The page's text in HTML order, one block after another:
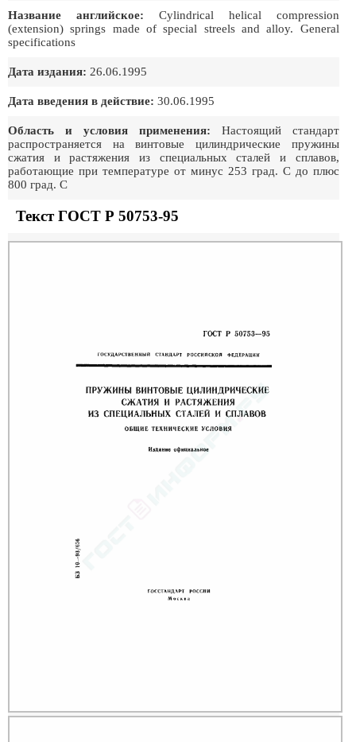
Название английское: Cylindrical helical compression
(extension) springs made of special streels and alloy. General
specifications
Дата издания: 26.06.1995
Дата введения в действие: 30.06.1995
Область и условия применения: Настоящий стандарт
распространяется на винтовые цилиндрические пружины
сжатия и растяжения из специальных сталей и сплавов,
работающие при температуре от минус 253 град. С до плюс
800 град. С
Текст ГОСТ Р 50753-95